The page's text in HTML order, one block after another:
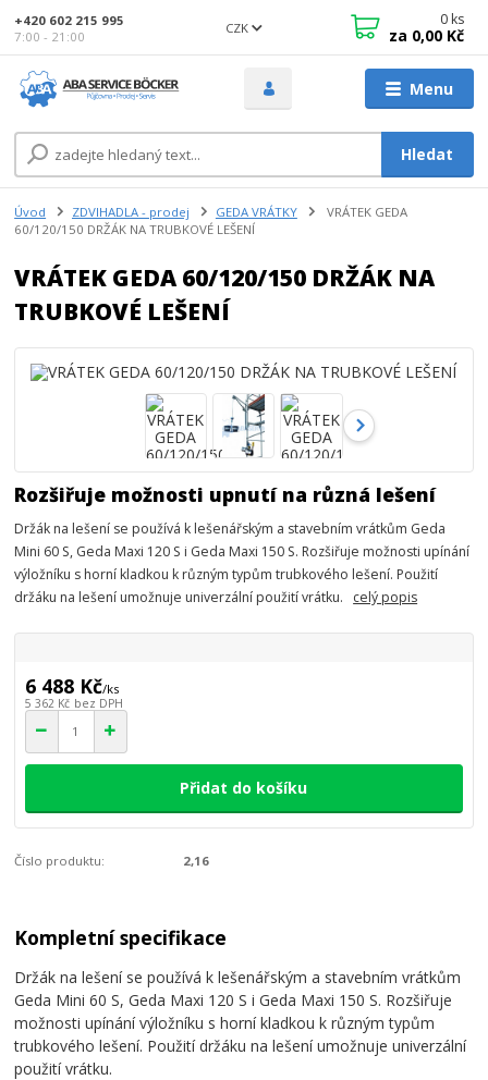
Menu
CZK
Hledat
+420 602 215 995
7:00 - 21:00
0 ks
za 0,00 Kč
Úvod ZDVIHADLA - prodej GEDA VRÁTKY
VRÁTEK GEDA
60/120/150 DRŽÁK NA TRUBKOVÉ LEŠENÍ
VRÁTEK GEDA 60/120/150 DRŽÁK NA
TRUBKOVÉ LEŠENÍ
Rozšiřuje možnosti upnutí na různá lešení
Držák na lešení se používá k lešenářským a stavebním vrátkům Geda
Mini 60 S, Geda Maxi 120 S i Geda Maxi 150 S. Rozšiřuje možnosti upínání
výložníku s horní kladkou k různým typům trubkového lešení. Použití
držáku na lešení umožnuje univerzální použití vrátku. celý popis
6 488 Kč/ks
5 362 Kč bez DPH
Přidat do košíku
Číslo produktu: 2,16
Kompletní specifikace
Držák na lešení se používá k lešenářským a stavebním vrátkům
Geda Mini 60 S, Geda Maxi 120 S i Geda Maxi 150 S. Rozšiřuje
možnosti upínání výložníku s horní kladkou k různým typům
trubkového lešení. Použití držáku na lešení umožnuje univerzální
použití vrátku.